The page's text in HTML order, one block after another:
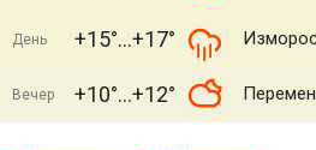
День +15° +17°
Вечер +10° +12°